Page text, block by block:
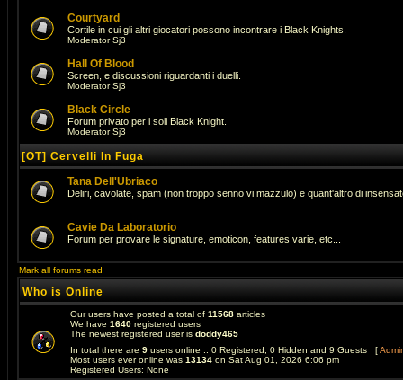
Courtyard
Cortile in cui gli altri giocatori possono incontrare i Black Knights.
ModeratorSj3
Hall Of Blood
Screen, e discussioni riguardanti i duelli.
ModeratorSj3
Black Circle
Forum privato per i soli Black Knight.
ModeratorSj3
[OT] Cervelli In Fuga
Tana Dell'Ubriaco
Deliri, cavolate, spam (non troppo senno vi mazzulo) e quant'altro di
Cavie Da Laboratorio
Forum per provare le signature, emoticon, features varie, etc...
Mark all forums read
Who is Online
Our users have posted a total of 11568 articles
We have 1640 registered users
The newest registered user is doddy465
In total there are 9 users online :: 0 Registered, 0 Hidden and 9 Guests [
Most users ever online was 13134 on Sat Aug 01, 2026 6:06 pm
Registered Users: None